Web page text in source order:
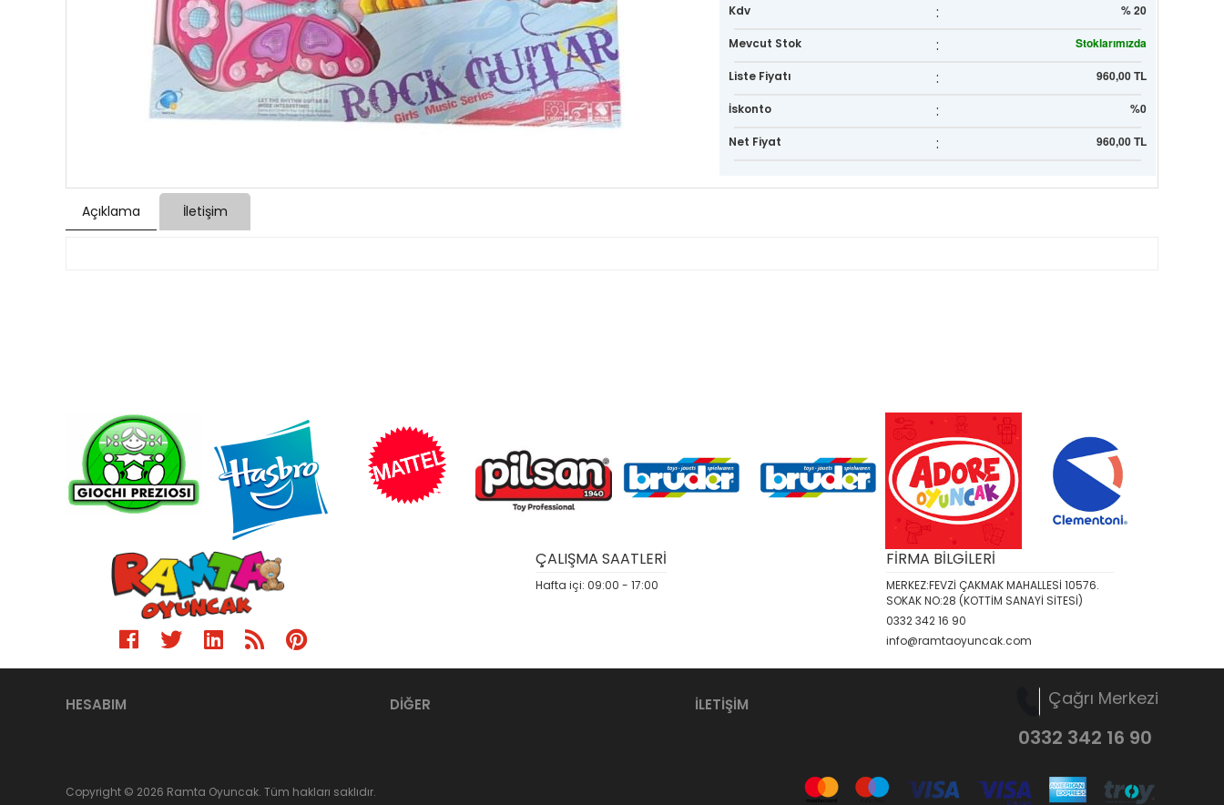
Kdv : % 20
Mevcut Stok : Stoklarımızda
Liste Fiyatı : 960,00 TL
İskonto : %0
Net Fiyat : 960,00 TL
Açıklama İletişim
ÇALIŞMA SAATLERİ
Hafta içi: 09:00 - 17:00
FİRMA BİLGİLERİ
MERKEZ:FEVZİ ÇAKMAK MAHALLESİ 10576.
SOKAK NO:28 (KOTTİM SANAYİ SİTESİ)
0332 342 16 90
info@ramtaoyuncak.com
HESABIM DİĞER İLETİŞİM Çağrı Merkezi
0332 342 16 90
Copyright © 2026 Ramta Oyuncak. Tüm hakları saklıdır.